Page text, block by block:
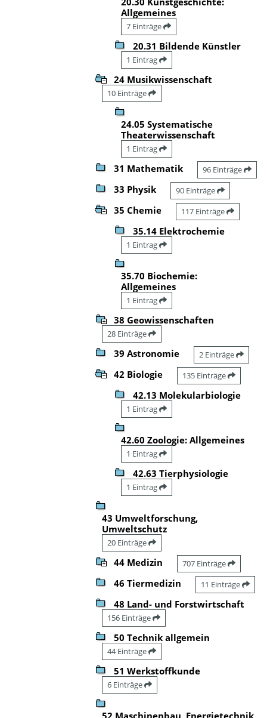
Allgemeines
7 Einträge
20.31 Bildende Künstler
1 Eintrag
24 Musikwissenschaft
10 Einträge
24.05 Systematische
Theaterwissenschaft
1 Eintrag
31 Mathematik 96 Einträge
33 Physik 90 Einträge
35 Chemie 117 Einträge
35.14 Elektrochemie
1 Eintrag
35.70 Biochemie:
Allgemeines
1 Eintrag
38 Geowissenschaften
28 Einträge
39 Astronomie 2 Einträge
42 Biologie 135 Einträge
42.13 Molekularbiologie
1 Eintrag
42.60 Zoologie: Allgemeines
1 Eintrag
42.63 Tierphysiologie
1 Eintrag
43 Umweltforschung,
Umweltschutz
20 Einträge
44 Medizin 707 Einträge
46 Tiermedizin 11 Einträge
48 Land- und Forstwirtschaft
156 Einträge
50 Technik allgemein
44 Einträge
51 Werkstoffkunde
6 Einträge
52 Maschinenbau, Energietechnik,